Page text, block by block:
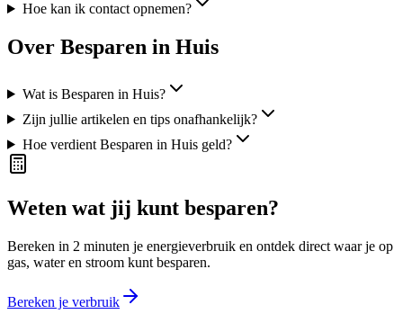
Hoe kan ik contact opnemen?
Over Besparen in Huis
Wat is Besparen in Huis?
Zijn jullie artikelen en tips onafhankelijk?
Hoe verdient Besparen in Huis geld?
Weten wat jij kunt besparen?
Bereken in 2 minuten je energieverbruik en ontdek direct waar je op
gas, water en stroom kunt besparen.
Bereken je verbruik